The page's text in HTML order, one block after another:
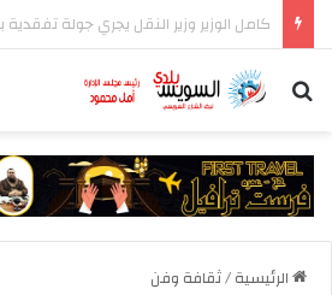
بحث عن
الرئيسية/ثقافة وفن